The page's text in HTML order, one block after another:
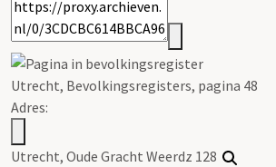
Utrecht, Bevolkingsregisters, pagina 48
Adres:
Utrecht, Oude Gracht Weerdz 128